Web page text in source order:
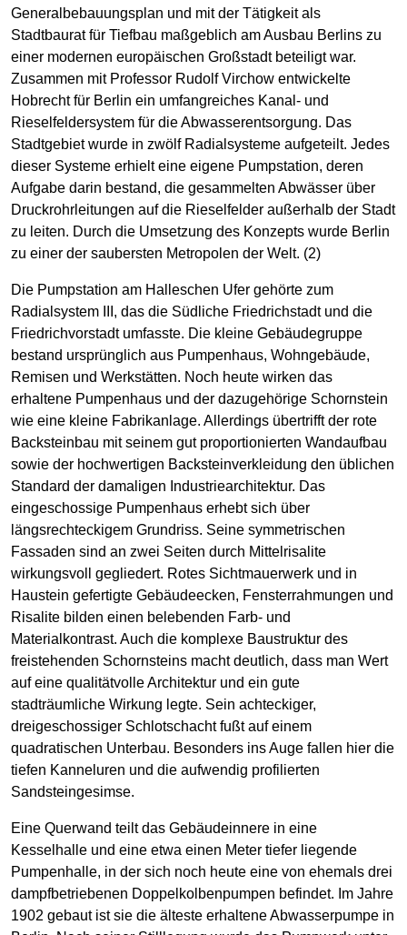
Generalbebauungsplan und mit der Tätigkeit als
Stadtbaurat für Tiefbau maßgeblich am Ausbau Berlins zu
einer modernen europäischen Großstadt beteiligt war.
Zusammen mit Professor Rudolf Virchow entwickelte
Hobrecht für Berlin ein umfangreiches Kanal- und
Rieselfeldersystem für die Abwasserentsorgung. Das
Stadtgebiet wurde in zwölf Radialsysteme aufgeteilt. Jedes
dieser Systeme erhielt eine eigene Pumpstation, deren
Aufgabe darin bestand, die gesammelten Abwässer über
Druckrohrleitungen auf die Rieselfelder außerhalb der Stadt
zu leiten. Durch die Umsetzung des Konzepts wurde Berlin
zu einer der saubersten Metropolen der Welt. (2)
Die Pumpstation am Halleschen Ufer gehörte zum
Radialsystem III, das die Südliche Friedrichstadt und die
Friedrichvorstadt umfasste. Die kleine Gebäudegruppe
bestand ursprünglich aus Pumpenhaus, Wohngebäude,
Remisen und Werkstätten. Noch heute wirken das
erhaltene Pumpenhaus und der dazugehörige Schornstein
wie eine kleine Fabrikanlage. Allerdings übertrifft der rote
Backsteinbau mit seinem gut proportionierten Wandaufbau
sowie der hochwertigen Backsteinverkleidung den üblichen
Standard der damaligen Industriearchitektur. Das
eingeschossige Pumpenhaus erhebt sich über
längsrechteckigem Grundriss. Seine symmetrischen
Fassaden sind an zwei Seiten durch Mittelrisalite
wirkungsvoll gegliedert. Rotes Sichtmauerwerk und in
Haustein gefertigte Gebäudeecken, Fensterrahmungen und
Risalite bilden einen belebenden Farb- und
Materialkontrast. Auch die komplexe Baustruktur des
freistehenden Schornsteins macht deutlich, dass man Wert
auf eine qualitätvolle Architektur und ein gute
stadträumliche Wirkung legte. Sein achteckiger,
dreigeschossiger Schlotschacht fußt auf einem
quadratischen Unterbau. Besonders ins Auge fallen hier die
tiefen Kanneluren und die aufwendig profilierten
Sandsteingesimse.
Eine Querwand teilt das Gebäudeinnere in eine
Kesselhalle und eine etwa einen Meter tiefer liegende
Pumpenhalle, in der sich noch heute eine von ehemals drei
dampfbetriebenen Doppelkolbenpumpen befindet. Im Jahre
1902 gebaut ist sie die älteste erhaltene Abwasserpumpe in